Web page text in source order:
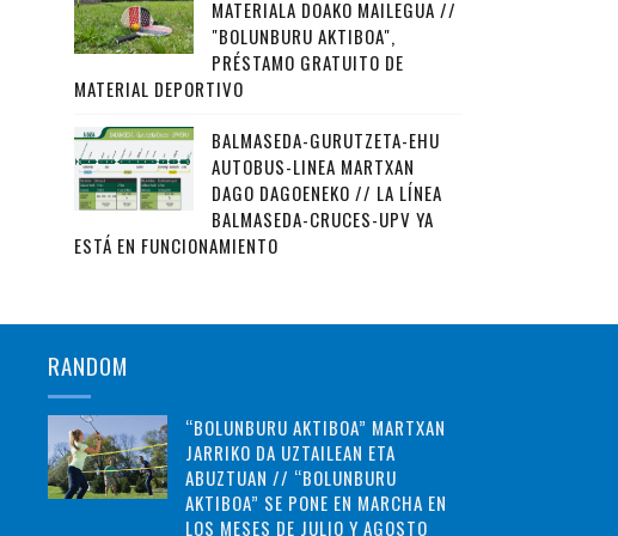
MATERIALA DOAKO MAILEGUA //
"BOLUNBURU AKTIBOA",
PRÉSTAMO GRATUITO DE
MATERIAL DEPORTIVO
BALMASEDA-GURUTZETA-EHU
AUTOBUS-LINEA MARTXAN
DAGO DAGOENEKO // LA LÍNEA
BALMASEDA-CRUCES-UPV YA
ESTÁ EN FUNCIONAMIENTO
RANDOM
“BOLUNBURU AKTIBOA” MARTXAN
JARRIKO DA UZTAILEAN ETA
ABUZTUAN // “BOLUNBURU
AKTIBOA” SE PONE EN MARCHA EN
LOS MESES DE JULIO Y AGOSTO